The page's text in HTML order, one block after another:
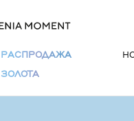
РАСПРОДАЖА
ЗОЛОТА